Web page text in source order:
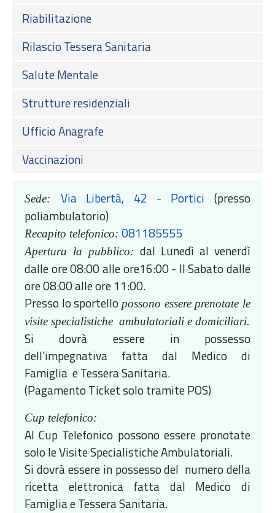
Riabilitazione
Rilascio Tessera Sanitaria
Salute Mentale
Strutture residenziali
Ufficio Anagrafe
Vaccinazioni
Sede: Via Libertà, 42 - Portici (presso
poliambulatorio)
Recapito telefonico:081185555
Apertura la pubblico: dal Lunedì al venerdì
dalle ore 08:00 alle ore16:00 - Il Sabato dalle
ore 08:00 alle ore 11:00.
Presso lo sportello possono essere prenotate le
visite specialistiche ambulatoriali e domiciliari.
Si dovrà essere in possesso
dell'impegnativa fatta dal Medico di
Famiglia e Tessera Sanitaria.
(Pagamento Ticket solo tramite POS)
Cup telefonico:
Al Cup Telefonico possono essere pronotate
solo le Visite Specialistiche Ambulatoriali.
Si dovrà essere in possesso del numero della
ricetta elettronica fatta dal Medico di
Famiglia e Tessera Sanitaria.